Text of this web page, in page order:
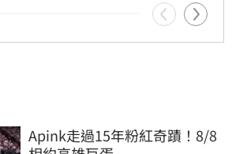
Apink走過15年粉紅奇蹟！8/8